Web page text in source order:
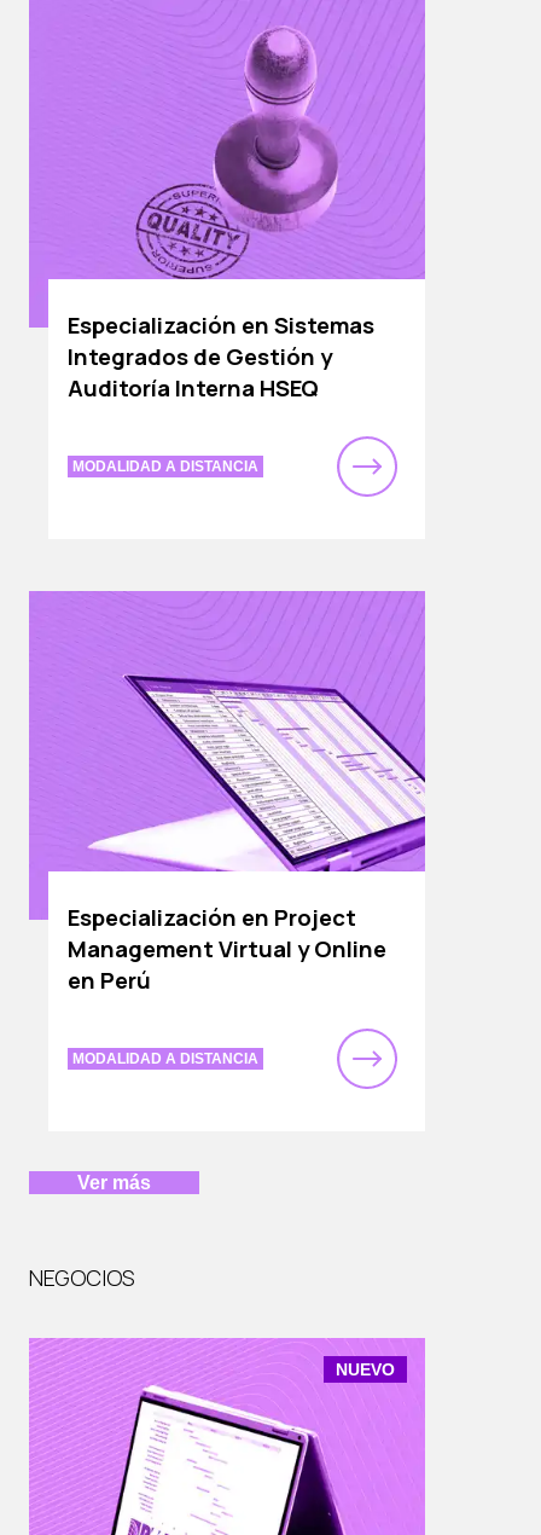
Especialización en Sistemas
Integrados de Gestión y
Auditoría Interna HSEQ
MODALIDAD A DISTANCIA
Especialización en Project
Management Virtual y Online
en Perú
MODALIDAD A DISTANCIA
Ver más
NEGOCIOS
NUEVO